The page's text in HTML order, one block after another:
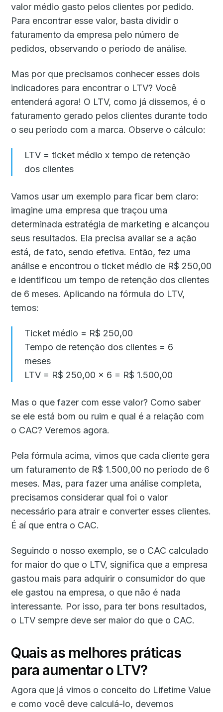
valor médio gasto pelos clientes por pedido.
Para encontrar esse valor, basta dividir o
faturamento da empresa pelo número de
pedidos, observando o período de análise.
Mas por que precisamos conhecer esses dois
indicadores para encontrar o LTV? Você
entenderá agora! O LTV, como já dissemos, é o
faturamento gerado pelos clientes durante todo
o seu período com a marca. Observe o cálculo:
LTV = ticket médio x tempo de retenção
dos clientes
Vamos usar um exemplo para ficar bem claro:
imagine uma empresa que traçou uma
determinada estratégia de marketing e alcançou
seus resultados. Ela precisa avaliar se a ação
está, de fato, sendo efetiva. Então, fez uma
análise e encontrou o ticket médio de R$ 250,00
e identificou um tempo de retenção dos clientes
de 6 meses. Aplicando na fórmula do LTV,
temos:
Ticket médio = R$ 250,00
Tempo de retenção dos clientes = 6
meses
LTV = R$ 250,00 x 6 = R$ 1.500,00
Mas o que fazer com esse valor? Como saber
se ele está bom ou ruim e qual é a relação com
o CAC? Veremos agora.
Pela fórmula acima, vimos que cada cliente gera
um faturamento de R$ 1.500,00 no período de 6
meses. Mas, para fazer uma análise completa,
precisamos considerar qual foi o valor
necessário para atrair e converter esses clientes.
É aí que entra o CAC.
Seguindo o nosso exemplo, se o CAC calculado
for maior do que o LTV, significa que a empresa
gastou mais para adquirir o consumidor do que
ele gastou na empresa, o que não é nada
interessante. Por isso, para ter bons resultados,
o LTV sempre deve ser maior do que o CAC.
Quais as melhores práticas
para aumentar o LTV?
Agora que já vimos o conceito do Lifetime Value
e como você deve calculá-lo, devemos